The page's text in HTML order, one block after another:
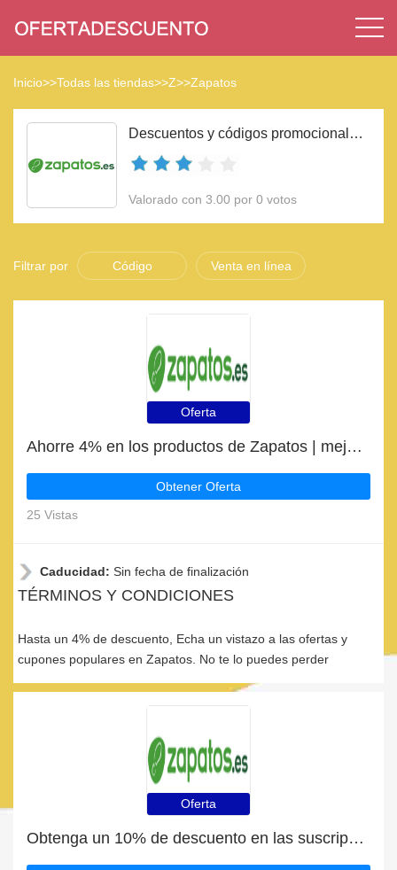
Inicio>>Todas las tiendas>>Z>>Zapatos
Descuentos y códigos promocionales Zapatos 2023
Valorado con 3.00 por 0 votos
Filtrar por Código Venta en línea
Oferta
Ahorre 4% en los productos de Zapatos | mejor oferta
Obtener Oferta
25 Vistas
Caducidad: Sin fecha de finalización
TÉRMINOS Y CONDICIONES
Hasta un 4% de descuento, Echa un vistazo a las ofertas y
cupones populares en Zapatos. No te lo puedes perder
Oferta
Obtenga un 10% de descuento en las suscripciones al boletín de noticias